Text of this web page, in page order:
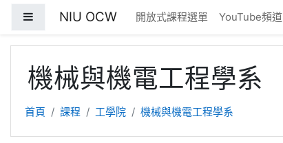
NIU OCW 開放式課程選單 YouTube頻道
機械與機電工程學系
首頁 課程 工學院 機械與機電工程學系